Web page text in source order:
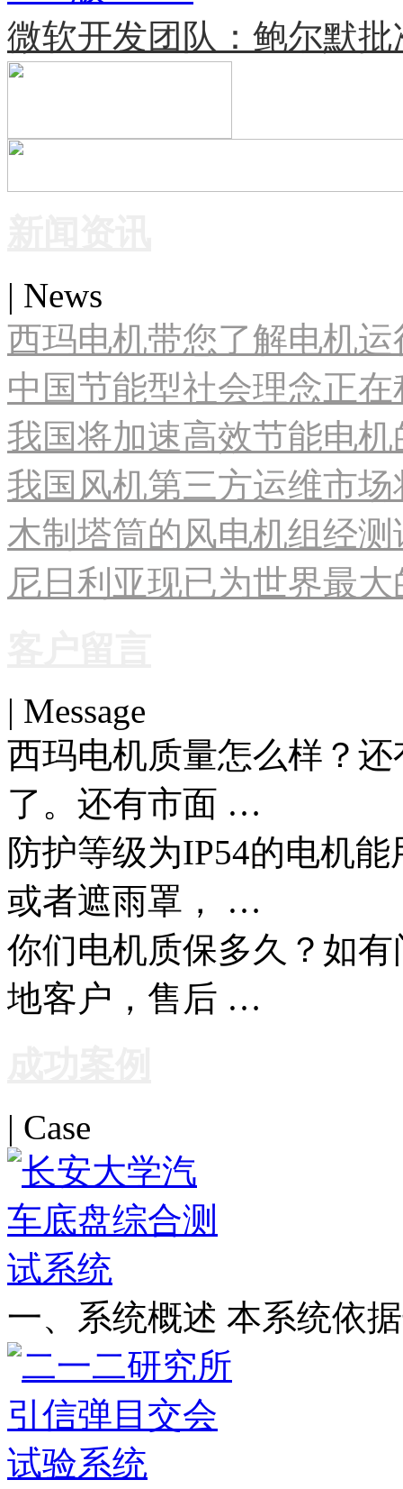
微软开发团队：鲍尔默批
| News
西玛电机带您了解电机
中国节能型社会理念正
我国将加速高效节能电
我国风机第三方运维市
木制塔筒的风电机组经
尼日利亚现已为世界最
| Message
西玛电机质量怎么样？
了。还有市面 …
防护等级为IP54的电机
或者遮雨罩， …
你们电机质保多久？如
地客户，售后 …
| Case
一、系统概述 本系统依